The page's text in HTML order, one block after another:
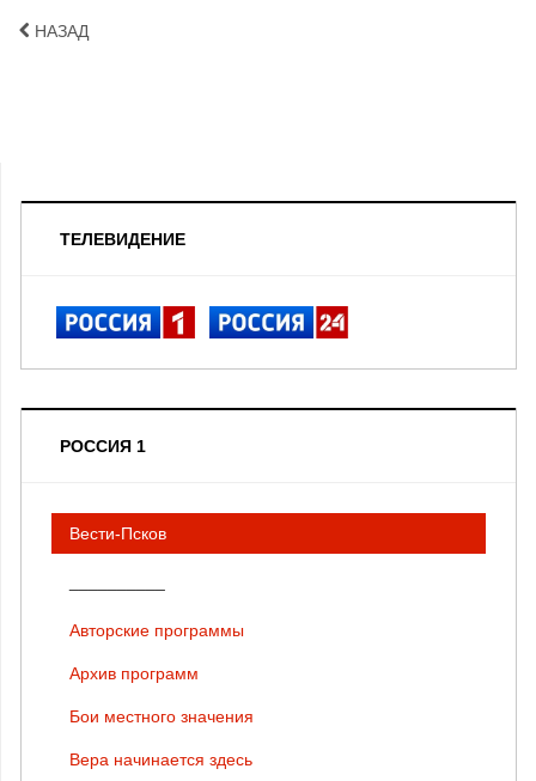
НАЗАД
ТЕЛЕВИДЕНИЕ
РОССИЯ 1
Вести-Псков
Авторские программы
Архив программ
Бои местного значения
Вера начинается здесь